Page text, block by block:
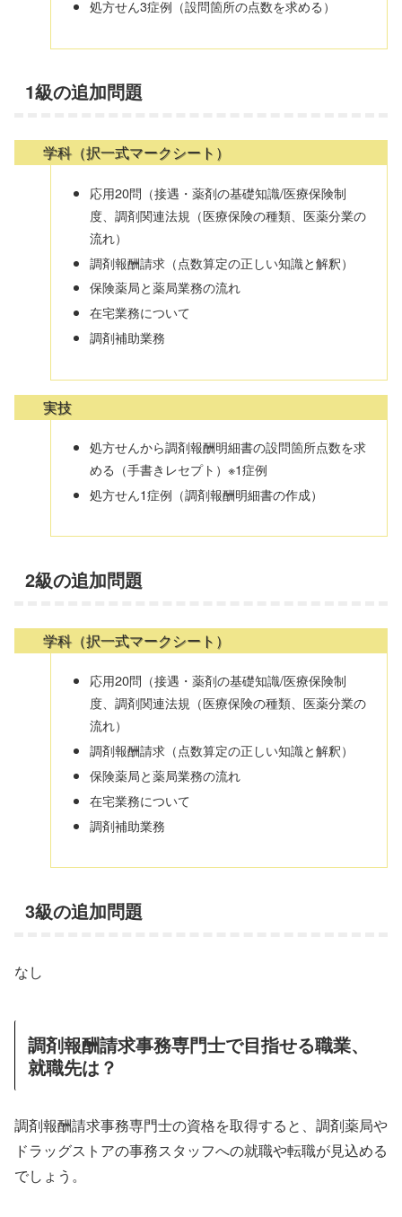
処方せん3症例（設問箇所の点数を求める）
1級の追加問題
学科（択一式マークシート）
応用20問（接遇・薬剤の基礎知識/医療保険制
度、調剤関連法規（医療保険の種類、医薬分業の
流れ）
調剤報酬請求（点数算定の正しい知識と解釈）
保険薬局と薬局業務の流れ
在宅業務について
調剤補助業務
実技
処方せんから調剤報酬明細書の設問箇所点数を求
める（手書きレセプト）※1症例
処方せん1症例（調剤報酬明細書の作成）
2級の追加問題
学科（択一式マークシート）
応用20問（接遇・薬剤の基礎知識/医療保険制
度、調剤関連法規（医療保険の種類、医薬分業の
流れ）
調剤報酬請求（点数算定の正しい知識と解釈）
保険薬局と薬局業務の流れ
在宅業務について
調剤補助業務
3級の追加問題
なし
調剤報酬請求事務専門士で目指せる職業、
就職先は？
調剤報酬請求事務専門士の資格を取得すると、調剤薬局や
ドラッグストアの事務スタッフへの就職や転職が見込める
でしょう。